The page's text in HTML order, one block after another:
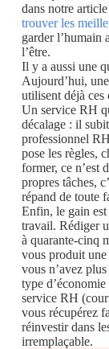
dans notre article
trouver les
garder l’humain
l’être.
Il y a aussi une
Aujourd’hui,
utilisent déjà ces
Un service RH
décalage : il
professionnel
pose les règles,
former, ce n’est
propres tâches,
répand de toute
Enfin, le gain est
travail. Rédiger
à quarante-cinq
vous produit
vous n’avez
type
service RH
vous récupérez
réinvestir dans
irremplaçable.